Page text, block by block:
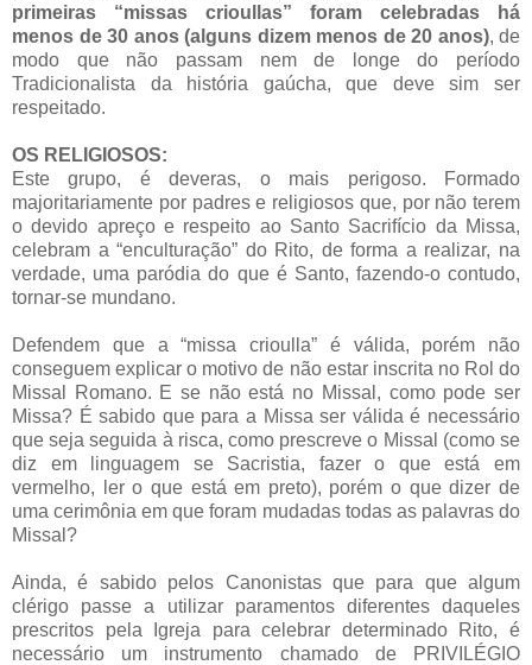
primeiras “missas crioullas” foram celebradas há
menos de 30 anos (alguns dizem menos de 20 anos), de
modo que não passam nem de longe do período
Tradicionalista da história gaúcha, que deve sim ser
respeitado.
OS RELIGIOSOS:
Este grupo, é deveras, o mais perigoso. Formado
majoritariamente por padres e religiosos que, por não terem
o devido apreço e respeito ao Santo Sacrifício da Missa,
celebram a “enculturação” do Rito, de forma a realizar, na
verdade, uma paródia do que é Santo, fazendo-o contudo,
tornar-se mundano.
Defendem que a “missa crioulla” é válida, porém não
conseguem explicar o motivo de não estar inscrita no Rol do
Missal Romano. E se não está no Missal, como pode ser
Missa? É sabido que para a Missa ser válida é necessário
que seja seguida à risca, como prescreve o Missal (como se
diz em linguagem se Sacristia, fazer o que está em
vermelho, ler o que está em preto), porém o que dizer de
uma cerimônia em que foram mudadas todas as palavras do
Missal?
Ainda, é sabido pelos Canonistas que para que algum
clérigo passe a utilizar paramentos diferentes daqueles
prescritos pela Igreja para celebrar determinado Rito, é
necessário um instrumento chamado de PRIVILÉGIO